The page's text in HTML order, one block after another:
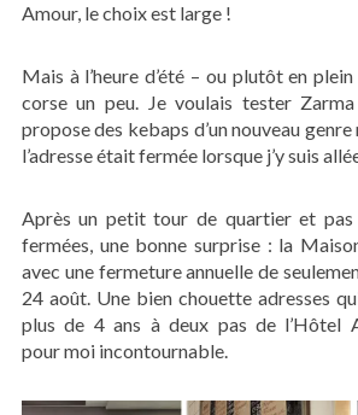
Amour, le choix est large !
Mais à l’heure d’été – ou plutôt en
corse un peu. Je voulais tester
propose des kebaps d’un nouveau genre
l’adresse était fermée lorsque j’y suis
Après un petit tour de quartier et pas
fermées, une bonne surprise : la
avec une fermeture annuelle de
24 août. Une bien chouette adresses
plus de 4 ans à deux pas de l’Hôtel
pour moi incontournable.